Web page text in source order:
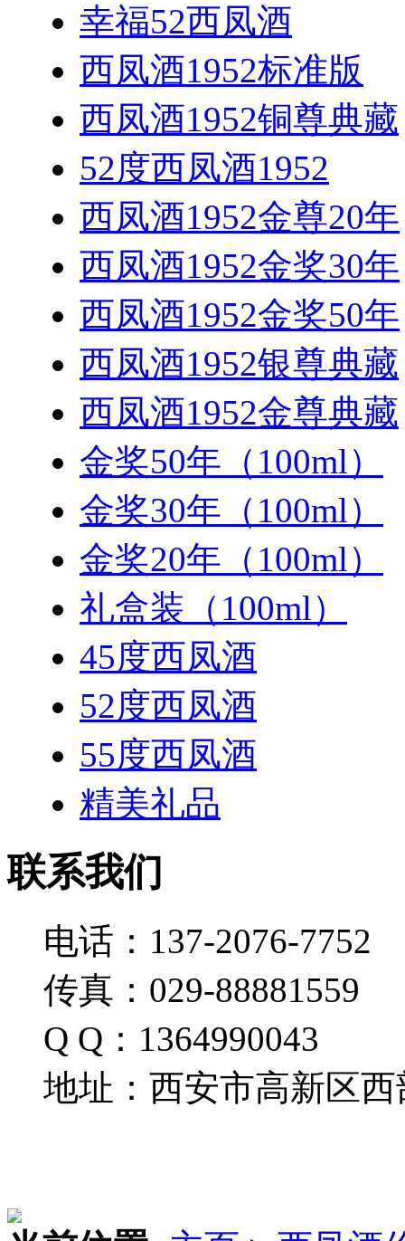
幸福52西凤酒
西凤酒1952标准版
西凤酒1952铜尊典藏
52度西凤酒1952
西凤酒1952金尊20年
西凤酒1952金奖30年
西凤酒1952金奖50年
西凤酒1952银尊典藏
西凤酒1952金尊典藏
金奖50年（100ml）
金奖30年（100ml）
金奖20年（100ml）
礼盒装（100ml）
45度西凤酒
52度西凤酒
55度西凤酒
精美礼品
联系我们
电话：137-2076-7752
传真：029-88881559
Q Q：1364990043
地址：西安市高新区西